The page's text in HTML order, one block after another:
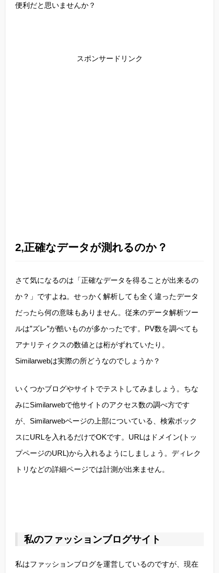
便利だと思いませんか？
スポンサードリンク
2,正確なデータが測れるのか？
さて気になるのは「正確なデータを得ることが出来るの
か？」ですよね。せっかく解析しても全く違ったデータ
だったら何の意味もありません。従来のデータ解析ツー
ルは”ズレ”が酷いものが多かったです。PV数を調べても
アナリティクスの数値とは桁がずれていたり。
Similarwebは実際の所どうなのでしょうか？
いくつかブログやサイトでテストしてみましょう。ちな
みにSimilarwebで他サイトのアクセス数の調べ方です
が、Similarwebページの上部についている、検索ボック
スにURLを入れるだけでOKです。URLはドメイン(トッ
プページのURL)から入れるようにしましょう。ディレク
トリなどの詳細ページでは計測が出来ません。
私のファッションブログサイト
私はファッションブログを運営しているのですが、現在